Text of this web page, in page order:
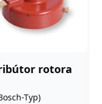
rotora
Typ)